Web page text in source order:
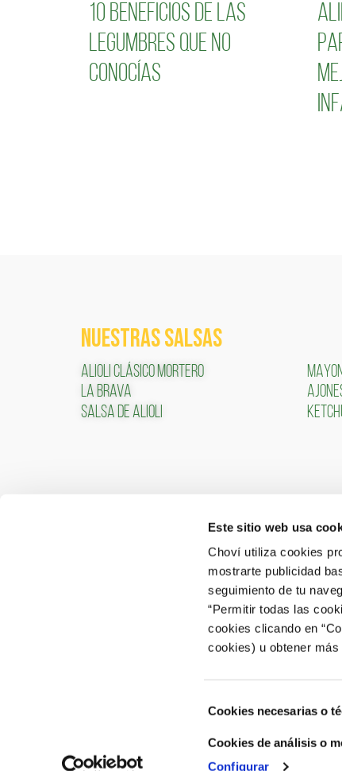
Este sitio web usa
Choví utiliza cookies
mostrarte publicidad
seguimiento de tu
“Permitir todas las
cookies clicando en
cookies) u obtener
de
consentimiento
Cookies necesarias o
Cookies de análisis o
Configurar
10 Beneficios de las
legumbres que no
conocías
NUESTRAS SALSAS
ALIOLI CLÁSICO MORTERO
LA BRAVA
SALSA DE ALIOLI
Atención al Consumidor: 902 566 522